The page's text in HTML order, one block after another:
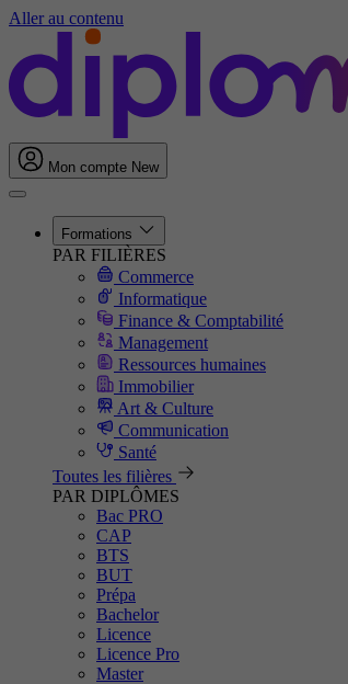
Aller au contenu
Mon compte New
Formations
PAR FILIÈRES
Commerce
Informatique
Finance & Comptabilité
Management
Ressources humaines
Immobilier
Art & Culture
Communication
Santé
Toutes les filières
PAR DIPLÔMES
Bac PRO
CAP
BTS
BUT
Prépa
Bachelor
Licence
Licence Pro
Master